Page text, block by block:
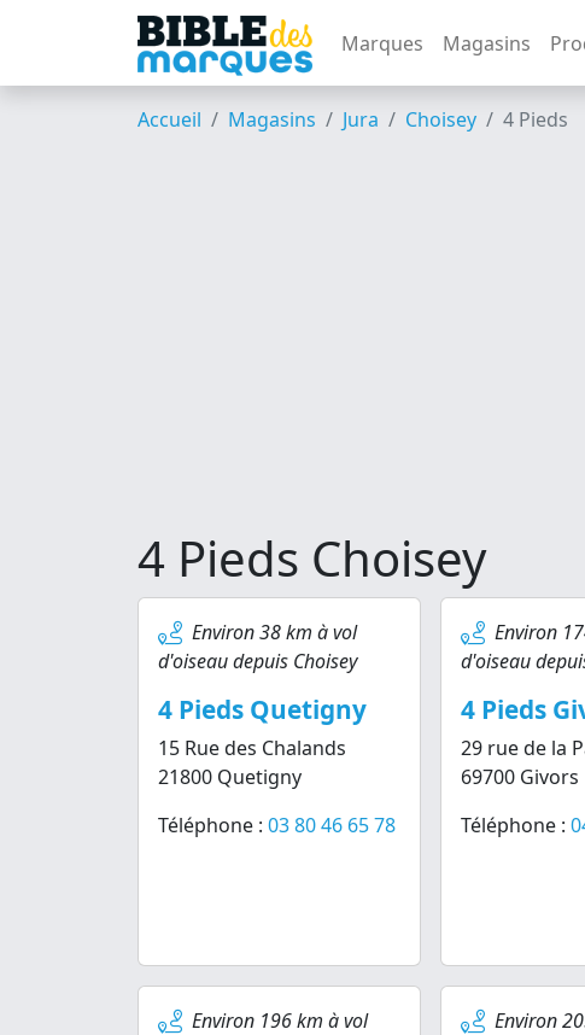
Marques Magasins
Accueil Magasins Jura Choisey 4 Pieds
4 Pieds Choisey
Environ 38 km à vol
d'oiseau depuis Choisey
4 Pieds Quetigny
15 Rue des Chalands
21800 Quetigny
Téléphone : 03 80 46 65 78
Environ
d'oiseau
4 Pieds
29 rue de la
69700 Givors
Téléphone :
Environ 196 km à vol
Environ